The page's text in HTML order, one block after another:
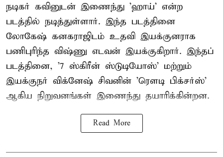
நடிகர் கவினுடன் இணைந்து 'ஹாய்' என்ற
படத்தில் நடித்துள்ளார். இந்த படத்தினை
லோகேஷ் கனகராஜிடம் உதவி இயக்குனராக
பணிபுரிந்த விஷ்ணு எடவன் இயக்குகிறார். இந்தப்
படத்தினை, '7 ஸ்கிரீன் ஸ்டுடியோஸ்' மற்றும்
இயக்குநர் விக்னேஷ் சிவனின் 'ரௌடி பிக்சர்ஸ்'
ஆகிய நிறுவனங்கள் இணைந்து தயாரிக்கின்றன.
Read More